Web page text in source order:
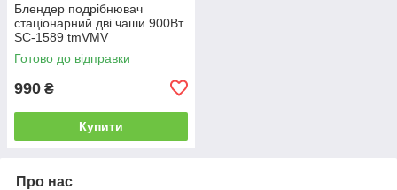
Блендер подрібнювач
стаціонарний дві чаши 900Вт
SC-1589 tmVMV
Готово до відправки
990 ₴
Купити
Про нас